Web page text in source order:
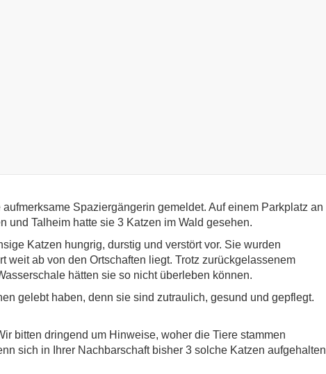
ausgesetzt (Vermittelt)
Spaziergängerin gemeldet. Auf einem Parkplatz an
und Talheim hatte sie 3 Katzen im Wald gesehen.
Katzen hungrig, durstig und verstört vor. Sie wurden
weit ab von den Ortschaften liegt. Trotz zurückgelassenem
hätten sie so nicht überleben können.
gelebt haben, denn sie sind zutraulich, gesund und gepflegt.
bitten dringend um Hinweise, woher die Tiere stammen
sich in Ihrer Nachbarschaft bisher 3 solche Katzen aufgehalten